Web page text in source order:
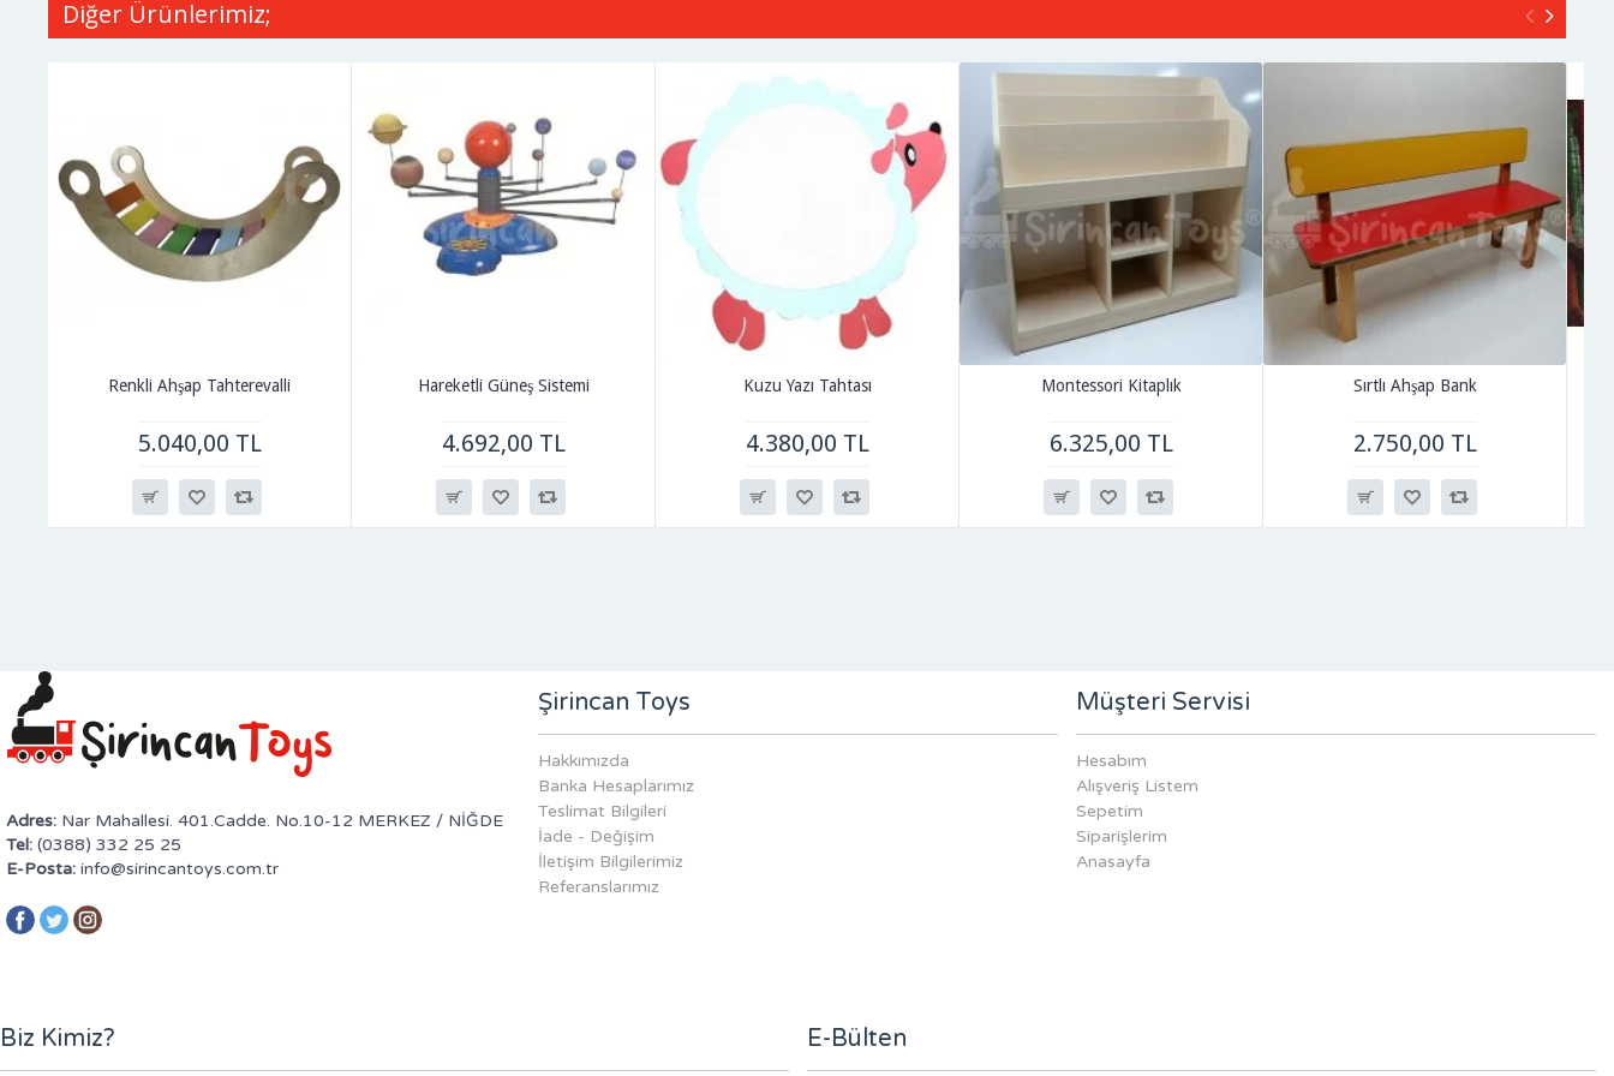
Diğer Ürünlerimiz;
Renkli Ahşap Tahterevalli
5.040,00 TL
Hareketli Güneş Sistemi
4.692,00 TL
Kuzu Yazı Tahtası
4.380,00 TL
Montessori Kitaplık
6.325,00 TL
Sırtlı Ahşap Bank
2.750,00 TL
Adres: Nar Mahallesi. 401.Cadde. No.10-12 MERKEZ / NİĞDE
Tel: (0388) 332 25 25
E-Posta: info@sirincantoys.com.tr
Şirincan Toys
Hakkımızda
Banka Hesaplarımız
Teslimat Bilgileri
İade - Değişim
İletişim Bilgilerimiz
Referanslarımız
Müşteri Servisi
Hesabım
Alışveriş Listem
Sepetim
Siparişlerim
Anasayfa
Biz Kimiz? E-Bülten